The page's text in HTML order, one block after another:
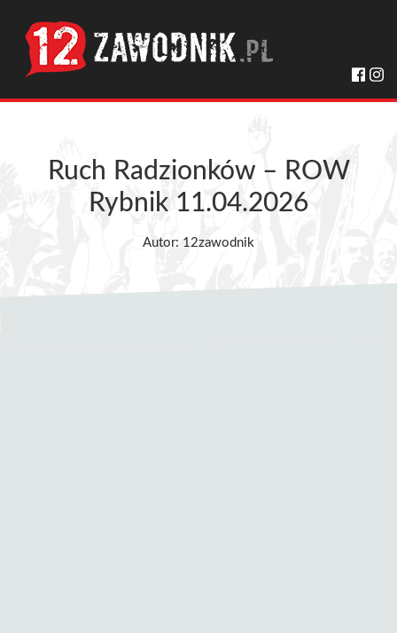
Ruch Radzionków – ROW
Rybnik 11.04.2026
Autor: 12zawodnik